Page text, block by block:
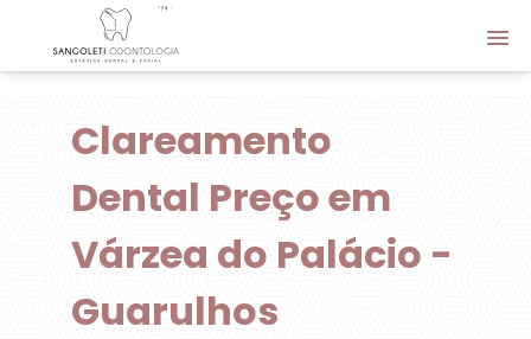
Clareamento
Dental Preço em
Várzea do Palácio -
Guarulhos